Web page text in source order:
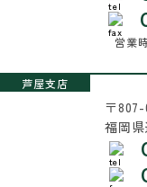
営業
芦屋支店
〒807-
福岡